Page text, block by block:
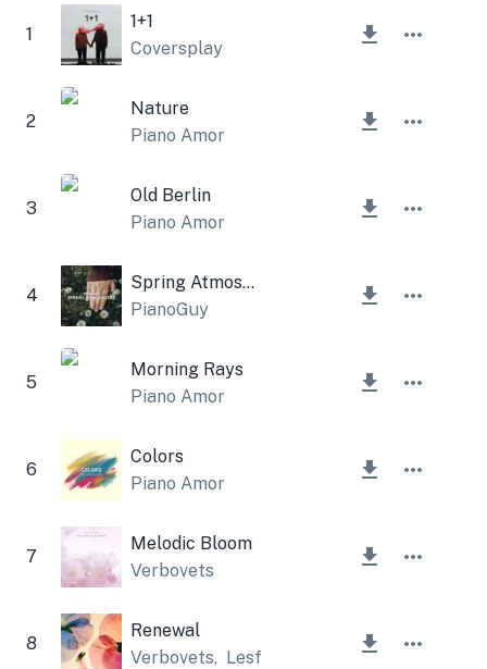
1
1+1
Coversplay
2
Nature
Piano Amor
3
Old Berlin
Piano Amor
4
Spring Atmosphere
PianoGuy
5
Morning Rays
Piano Amor
6
Colors
Piano Amor
7
Melodic Bloom
Verbovets
8
Renewal
Verbovets, Lesfm